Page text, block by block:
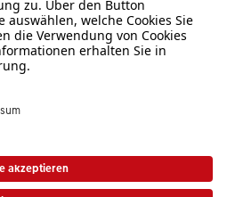
Bestellung können Sie uns gern anrufen:
So. von 08:00 – 22:00 Uhr